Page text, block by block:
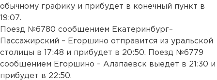
обычному графику и прибудет в конечный пункт в
19:07.
Поезд №6780 сообщением Екатеринбург–
Пассажирский – Егоршино отправится из уральской
столицы в 17:48 и прибудет в 20:50. Поезд №6779
сообщением Егоршино – Алапаевск выедет в 21:30 и
прибудет в 22:50.